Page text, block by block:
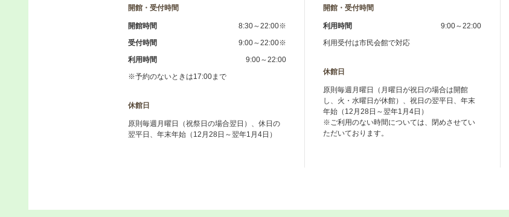
開館・受付時間
開館時間
8:30～22:00※
受付時間
9:00～22:00※
利用時間
9:00～22:00
※予約のないときは17:00まで
休館日
原則毎週月曜日（祝祭日の場合翌日）、休日の
翌平日、年末年始（12月28日～翌年1月4日）
開館・受付時間
利用時間
9:00～22:00
利用受付は市民会館で対応
休館日
原則毎週月曜日（月曜日が祝日の場合は開館
し、火・水曜日が休館）、祝日の翌平日、年末
年始（12月28日～翌年1月4日）
※ご利用のない時間については、閉めさせてい
ただいております。